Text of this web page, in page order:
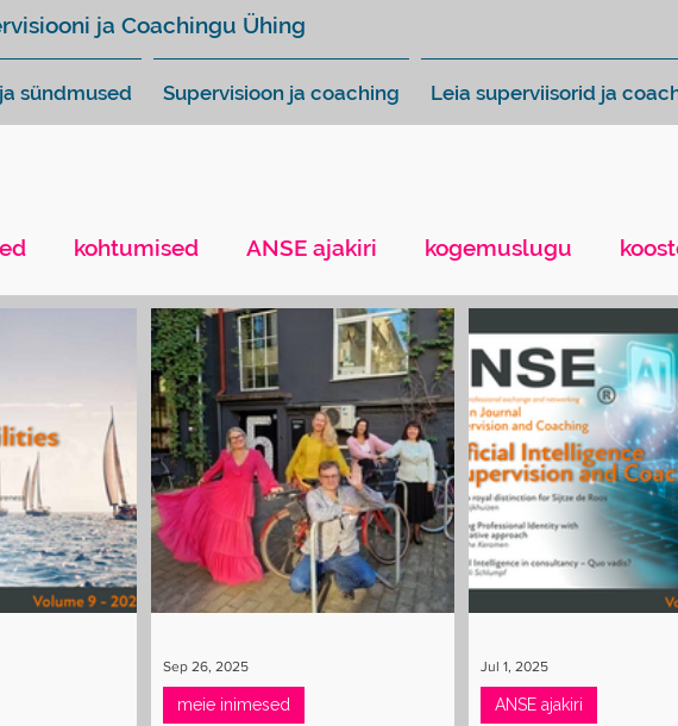
ja Coachingu Ühing
sündmused Supervisioon ja coaching Leia superviisorid ja
kohtumised ANSE ajakiri kogemuslugu
meie inimesed
Sep 26, 2025
ANSE ajakiri
Jul 1, 2025